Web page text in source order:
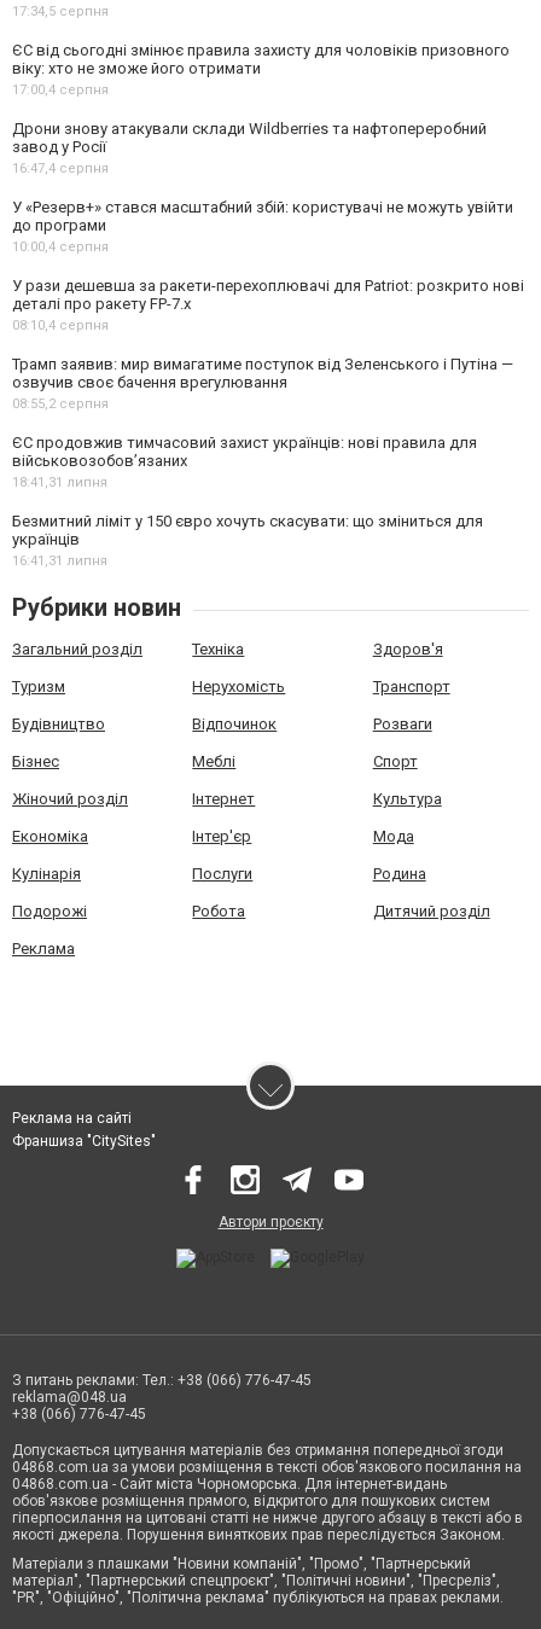
17:34,5 серпня
ЄС від сьогодні змінює правила захисту для чоловіків призовного
віку: хто не зможе його отримати
17:00,4 серпня
Дрони знову атакували склади Wildberries та нафтопереробний
завод у Росії
16:47,4 серпня
У «Резерв+» стався масштабний збій: користувачі не можуть увійти
до програми
10:00,4 серпня
У рази дешевша за ракети-перехоплювачі для Patriot: розкрито нові
деталі про ракету FP-7.x
08:10,4 серпня
Трамп заявив: мир вимагатиме поступок від Зеленського і Путіна —
озвучив своє бачення врегулювання
08:55,2 серпня
ЄС продовжив тимчасовий захист українців: нові правила для
військовозобов’язаних
18:41,31 липня
Безмитний ліміт у 150 євро хочуть скасувати: що зміниться для
українців
16:41,31 липня
Рубрики новин
Загальний розділ Техніка Здоров'я
Туризм Нерухомість Транспорт
Будівництво Відпочинок Розваги
Бізнес Меблі Спорт
Жіночий розділ Інтернет Культура
Економіка Інтер'єр Мода
Кулінарія Послуги Родина
Подорожі Робота Дитячий розділ
Реклама
Реклама на сайті
Франшиза "CitySites"
Автори проєкту
З питань реклами: Тел.: +38 (066) 776-47-45
reklama@048.ua
+38 (066) 776-47-45
Допускається цитування матеріалів без отримання попередньої згоди
04868.com.ua за умови розміщення в тексті обов'язкового посилання на
04868.com.ua - Сайт міста Чорноморська. Для інтернет-видань
обов'язкове розміщення прямого, відкритого для пошукових систем
гіперпосилання на цитовані статті не нижче другого абзацу в тексті або в
якості джерела. Порушення виняткових прав переслідується Законом.
Матеріали з плашками "Новини компаній", "Промо", "Партнерський
матеріал", "Партнерський спецпроєкт", "Політичні новини", "Пресреліз",
"PR", "Офіційно", "Політична реклама" публікуються на правах реклами.